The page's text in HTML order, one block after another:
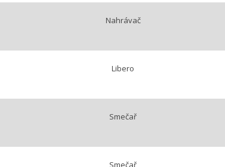
Nahrávač
Libero
Smečař
Smečař